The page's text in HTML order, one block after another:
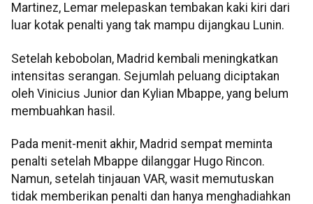
Martinez, Lemar melepaskan tembakan kaki kiri dari
luar kotak penalti yang tak mampu dijangkau Lunin.
Setelah kebobolan, Madrid kembali meningkatkan
intensitas serangan. Sejumlah peluang diciptakan
oleh Vinicius Junior dan Kylian Mbappe, yang belum
membuahkan hasil.
Pada menit-menit akhir, Madrid sempat meminta
penalti setelah Mbappe dilanggar Hugo Rincon.
Namun, setelah tinjauan VAR, wasit memutuskan
tidak memberikan penalti dan hanya menghadiahkan